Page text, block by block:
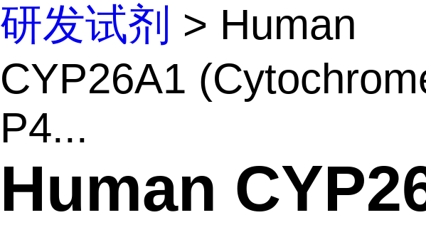
研发试剂 > Human
CYP26A1
P4...
Human